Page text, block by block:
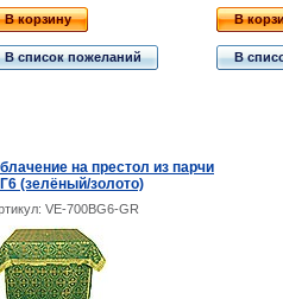
В корзину
В список пожеланий
В
В
на престол из парчи
(зелёный/золото)
VE-700BG6-GR